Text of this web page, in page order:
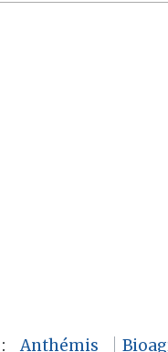
: Anthémis